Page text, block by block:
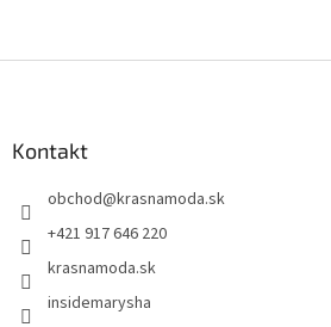
Kontakt
obchod@krasnamoda.sk
+421 917 646 220
krasnamoda.sk
insidemarysha